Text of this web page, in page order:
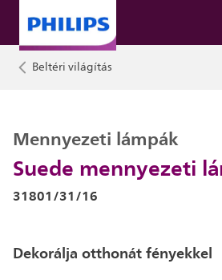
Beltéri világítás
Suede mennyezeti
Mennyezeti lámpák
31801/31/16
Dekorálja otthonát fényekkel